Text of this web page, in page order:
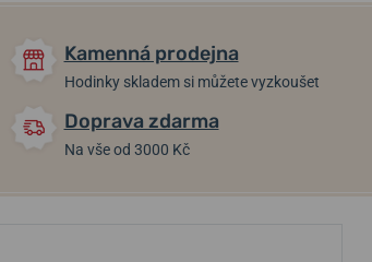
Kamenná prodejna
Hodinky skladem si můžete vyzkoušet
Doprava zdarma
Na vše od 3000 Kč